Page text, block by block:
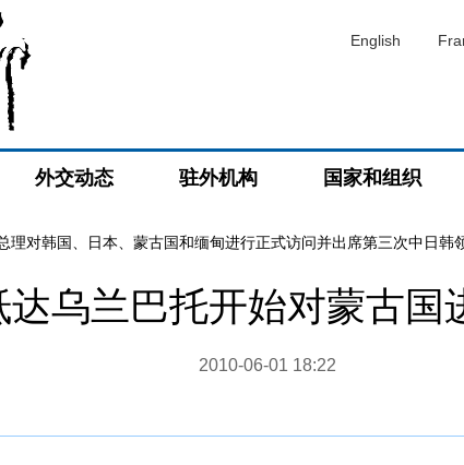
English
外交动态 驻外机构 国家和组织
理对韩国、日本、蒙古国和缅甸进行正式访问并出席第三次中日韩
乌兰巴托开始对蒙古国
2010-06-01 18:22